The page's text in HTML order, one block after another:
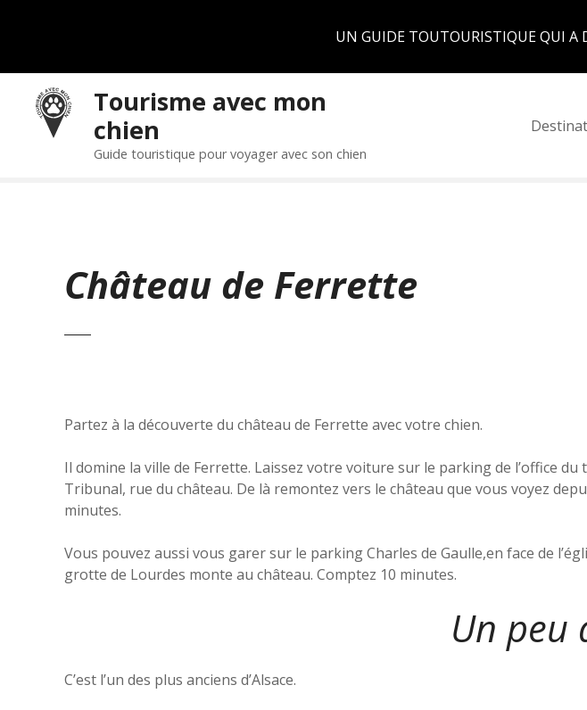
UN GUIDE TOUTOURISTIQUE QUI A
Tourisme avec mon
chien
Guide touristique pour voyager avec son chien
Château de Ferrette
Partez à la découverte du château de Ferrette avec votre chien.
Il domine la ville de Ferrette. Laissez votre voiture sur le parking de l’office
Tribunal, rue du château. De là remontez vers le château que vous voyez
minutes.
Vous pouvez aussi vous garer sur le parking Charles de Gaulle,en face de
grotte de Lourdes monte au château. Comptez 10 minutes.
Un peu
C’est l’un des plus anciens d’Alsace.